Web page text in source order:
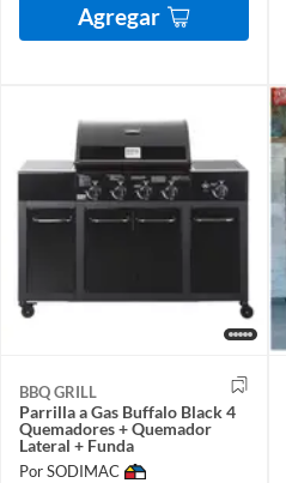
Agregar
BBQ GRILL
Parrilla a Gas Buffalo Black 4
Quemadores + Quemador
Lateral + Funda
Por SODIMAC